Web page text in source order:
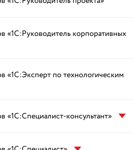
«1С:Руководитель корпоративных
«1С:Эксперт по технологическим
«1С:Специалист-консультант»